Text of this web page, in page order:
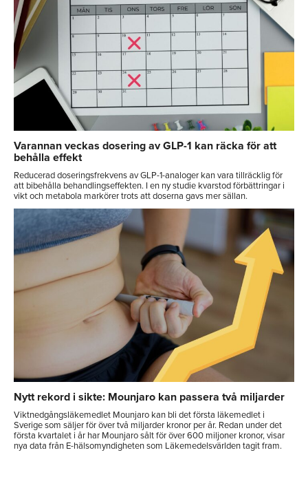
Varannan veckas dosering av GLP-1 kan räcka för att
behålla effekt
Reducerad doseringsfrekvens av GLP-1-analoger kan vara tillräcklig för
att bibehålla behandlingseffekten. I en ny studie kvarstod förbättringar i
vikt och metabola markörer trots att doserna gavs mer sällan.
Nytt rekord i sikte: Mounjaro kan passera två miljarder
Viktnedgångsläkemedlet Mounjaro kan bli det första läkemedlet i
Sverige som säljer för över två miljarder kronor per år. Redan under det
första kvartalet i år har Mounjaro sålt för över 600 miljoner kronor, visar
nya data från E-hälsomyndigheten som Läkemedelsvärlden tagit fram.